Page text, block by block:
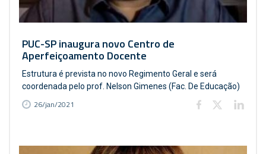
PUC-SP inaugura novo Centro de
Aperfeiçoamento Docente
Estrutura é prevista no novo Regimento Geral e será
coordenada pelo prof. Nelson Gimenes (Fac. De Educação)
26/jan/2021